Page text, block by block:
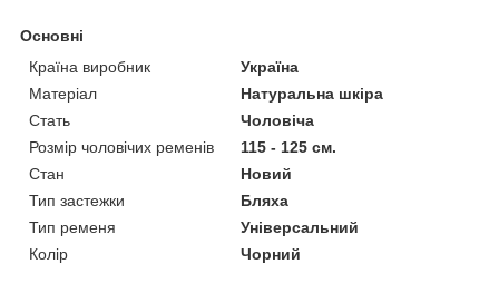
Основні
Країна виробник
Україна
Матеріал
Натуральна шкіра
Стать
Чоловіча
Розмір чоловічих ременів
115 - 125 см.
Стан
Новий
Тип застежки
Бляха
Тип ременя
Універсальний
Колір
Чорний